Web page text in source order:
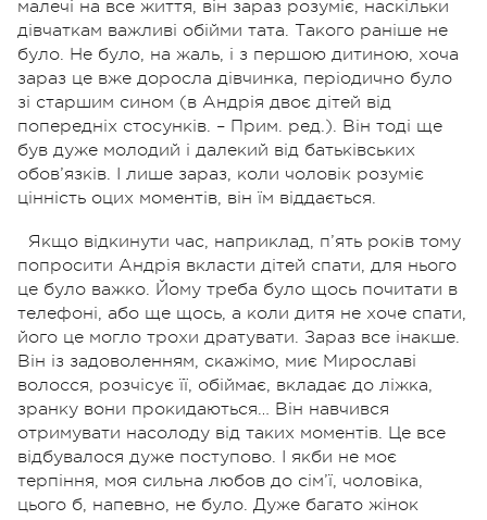
малечі на все життя, він зараз розуміє, наскільки
дівчаткам важливі обійми тата. Такого раніше не
було. Не було, на жаль, і з першою дитиною, хоча
зараз це вже доросла дівчинка, періодично було
зі старшим сином (в Андрія двоє дітей від
попередніх стосунків. – Прим. ред.). Він тоді ще
був дуже молодий і далекий від батьківських
обов’язків. І лише зараз, коли чоловік розуміє
цінність оцих моментів, він їм віддається.
Якщо відкинути час, наприклад, п’ять років тому
попросити Андрія вкласти дітей спати, для нього
це було важко. Йому треба було щось почитати в
телефоні, або ще щось, а коли дитя не хоче спати,
його це могло трохи дратувати. Зараз все інакше.
Він із задоволенням, скажімо, миє Мирославі
волосся, розчісує її, обіймає, вкладає до ліжка,
зранку вони прокидаються… Він навчився
отримувати насолоду від таких моментів. Це все
відбувалося дуже поступово. І якби не моє
терпіння, моя сильна любов до сім’ї, чоловіка,
цього б, напевно, не було. Дуже багато жінок